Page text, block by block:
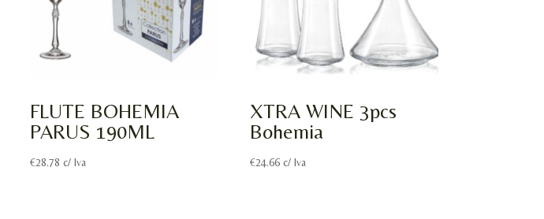
FLUTE BOHEMIA
PARUS 190ML
€28.78 c/ Iva
XTRA WINE 3pcs
Bohemia
€24.66 c/ Iva